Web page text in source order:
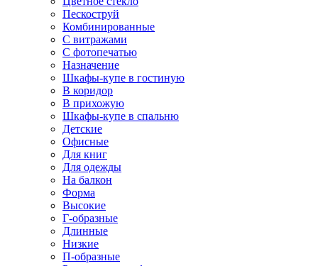
Пескоструй
Комбинированные
С витражами
С фотопечатью
Назначение
Шкафы-купе в гостиную
В коридор
В прихожую
Шкафы-купе в спальню
Детские
Офисные
Для книг
Для одежды
На балкон
Форма
Высокие
Г-образные
Длинные
Низкие
П-образные